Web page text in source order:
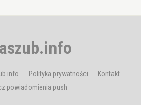
Polityka prywatności
Kontakt
powiadomienia push